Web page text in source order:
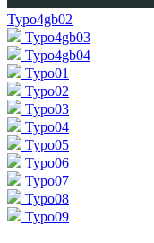
Typo4gb02
Typo4gb03
Typo4gb04
Typo01
Typo02
Typo03
Typo04
Typo05
Typo06
Typo07
Typo08
Typo09